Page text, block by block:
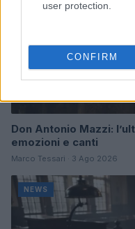
user protection.
CONFIRM
Don Antonio Mazzi:
emozioni e canti
Marco Tessari · 3 Ago 2026
NEWS